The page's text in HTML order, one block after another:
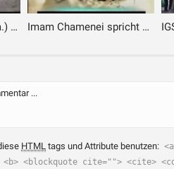
Maria (a.) und Jesus (a.) – Teil 1 Imam Chamenei spricht über Fatima Zahra (a.)
HTML tags und Attribute benutzen:
<blockquote cite=""> <cite>